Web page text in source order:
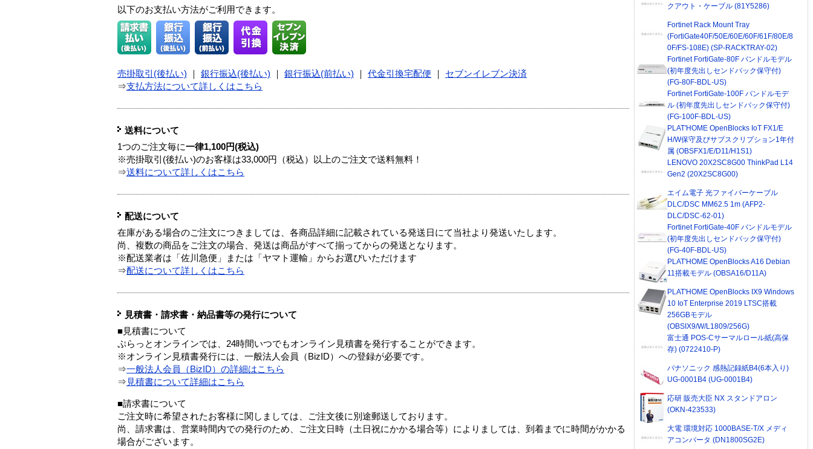
以下のお支払い方法がご利用できます。
売掛取引(後払い) 銀行振込(後払い) 銀行振込(前払い) 代金引換宅配便
セブンイレブン決済
⇒支払方法について詳しくはこちら
送料について
1つのご注文毎に一律1,100円(税込)
※売掛取引(後払い)のお客様は33,000円（税込）以上のご注文で送料無料！
⇒送料について詳しくはこちら
配送について
在庫がある場合のご注文につきましては、各商品詳細に記載されている発送日にて当社より発送いたします。
尚、複数の商品をご注文の場合、発送は商品がすべて揃ってからの発送となります。
※配送業者は「佐川急便」または「ヤマト運輸」からお選びいただけます
⇒配送について詳しくはこちら
見積書・請求書・納品書等の発行について
■見積書について
ぷらっとオンラインでは、24時間いつでもオンライン見積書を発行することができます。
※オンライン見積書発行には、一般法人会員（BizID）への登録が必要です。
⇒一般法人会員（BizID）の詳細はこちら
⇒ 見積書について詳細はこちら
■請求書について
ご注文時に希望されたお客様に関しましては、ご注文後に別途郵送しております。
尚、請求書は、営業時間内での発行のため、ご注文日時（土日祝にかかる場合等）によりましては、到着までに時間がかかる
場合がございます。
クアウト・ケーブル (81Y5286)
Fortinet Rack Mount Tray
(FortiGate40F/50E/60E/60F/61F/80E/8
0F/FS-108E) (SP-RACKTRAY-02)
Fortinet FortiGate-80F バンドルモデル
(初年度先出しセンドバック保守付)
(FG-80F-BDL-US)
Fortinet FortiGate-100F バンドルモデ
ル (初年度先出しセンドバック保守付)
(FG-100F-BDL-US)
PLAT'HOME OpenBlocks IoT FX1/E
H/W保守及びサブスクリプション1年付
属 (OBSFX1/E/D11/H1S1)
LENOVO 20X2SC8G00 ThinkPad L14
Gen2 (20X2SC8G00)
エイム電子 光ファイバーケーブル
DLC/DSC MM62.5 1m (AFP2-
DLC/DSC-62-01)
Fortinet FortiGate-40F バンドルモデル
(初年度先出しセンドバック保守付)
(FG-40F-BDL-US)
PLAT'HOME OpenBlocks A16 Debian
11搭載モデル (OBSA16/D11A)
PLAT'HOME OpenBlocks IX9 Windows
10 IoT Enterprise 2019 LTSC搭載
256GBモデル
(OBSIX9/W/L1809/256G)
富士通 POS-Cサーマルロール紙(高保
存) (0722410-P)
パナソニック 感熱記録紙B4(6本入り)
UG-0001B4 (UG-0001B4)
応研 販売大臣 NX スタンドアロン
(OKN-423533)
大電 環境対応 1000BASE-T/X メディ
アコンバータ (DN1800SG2E)